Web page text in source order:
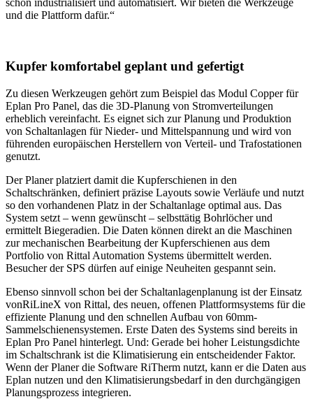
schon industrialisiert und automatisiert. Wir bieten die Werkzeuge
und die Plattform dafür.“
Kupfer komfortabel geplant und gefertigt
Zu diesen Werkzeugen gehört zum Beispiel das Modul Copper für
Eplan Pro Panel, das die 3D-Planung von Stromverteilungen
erheblich vereinfacht. Es eignet sich zur Planung und Produktion
von Schaltanlagen für Nieder- und Mittelspannung und wird von
führenden europäischen Herstellern von Verteil- und Trafostationen
genutzt.
Der Planer platziert damit die Kupferschienen in den
Schaltschränken, definiert präzise Layouts sowie Verläufe und nutzt
so den vorhandenen Platz in der Schaltanlage optimal aus. Das
System setzt – wenn gewünscht – selbsttätig Bohrlöcher und
ermittelt Biegeradien. Die Daten können direkt an die Maschinen
zur mechanischen Bearbeitung der Kupferschienen aus dem
Portfolio von Rittal Automation Systems übermittelt werden.
Besucher der SPS dürfen auf einige Neuheiten gespannt sein.
Ebenso sinnvoll schon bei der Schaltanlagenplanung ist der Einsatz
vonRiLineX von Rittal, des neuen, offenen Plattformsystems für die
effiziente Planung und den schnellen Aufbau von 60mm-
Sammelschienensystemen. Erste Daten des Systems sind bereits in
Eplan Pro Panel hinterlegt. Und: Gerade bei hoher Leistungsdichte
im Schaltschrank ist die Klimatisierung ein entscheidender Faktor.
Wenn der Planer die Software RiTherm nutzt, kann er die Daten aus
Eplan nutzen und den Klimatisierungsbedarf in den durchgängigen
Planungsprozess integrieren.